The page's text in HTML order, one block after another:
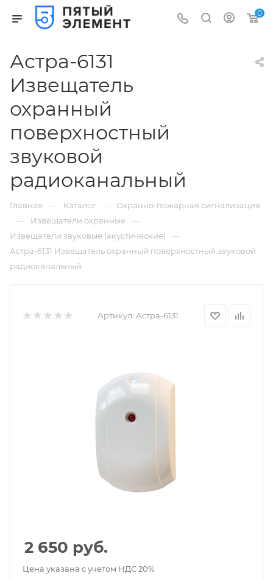
0
Астра-6131
Извещатель
охранный
поверхностный
звуковой
радиоканальный
Главная — Каталог — Охранно-пожарная сигнализация
— Извещатели охранные —
Извещатели звуковые (акустические) —
Астра-6131 Извещатель охранный поверхностный звуковой
радиоканальный
Артикул: Астра-6131
2 650 руб.
Цена указана с учетом НДС 20%